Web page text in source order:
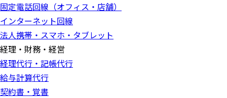
固定電話回線（オフィス・店舗）
インターネット回線
法人携帯・スマホ・タブレット
経理・財務・経営
経理代行・記帳代行
給与計算代行
契約書・覚書